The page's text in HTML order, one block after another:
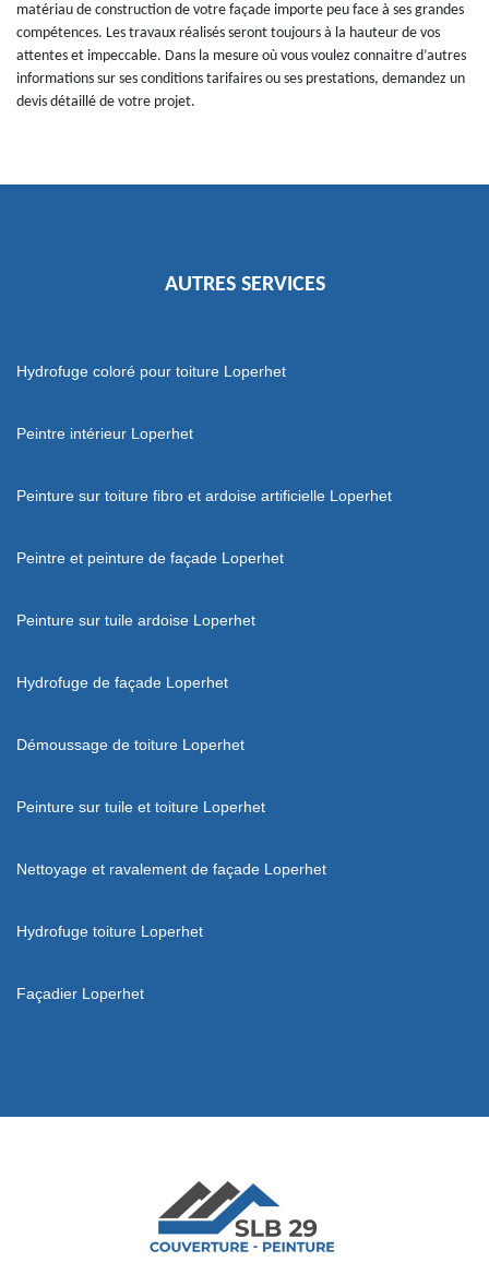
matériau de construction de votre façade importe peu face à ses grandes
compétences. Les travaux réalisés seront toujours à la hauteur de vos
attentes et impeccable. Dans la mesure où vous voulez connaitre d’autres
informations sur ses conditions tarifaires ou ses prestations, demandez un
devis détaillé de votre projet.
AUTRES SERVICES
Hydrofuge coloré pour toiture Loperhet
Peintre intérieur Loperhet
Peinture sur toiture fibro et ardoise artificielle Loperhet
Peintre et peinture de façade Loperhet
Peinture sur tuile ardoise Loperhet
Hydrofuge de façade Loperhet
Démoussage de toiture Loperhet
Peinture sur tuile et toiture Loperhet
Nettoyage et ravalement de façade Loperhet
Hydrofuge toiture Loperhet
Façadier Loperhet